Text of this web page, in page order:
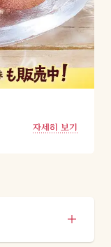
자세히 보기